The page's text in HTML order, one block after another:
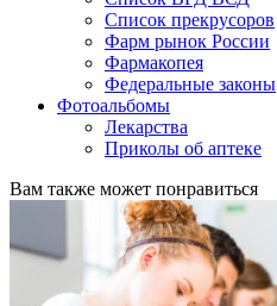
Список прекрусоров
Фарм рынок России
Фармакопея
Федеральные законы
Фотоальбомы
Лекарства
Приколы об аптеке
Вам также может понравиться